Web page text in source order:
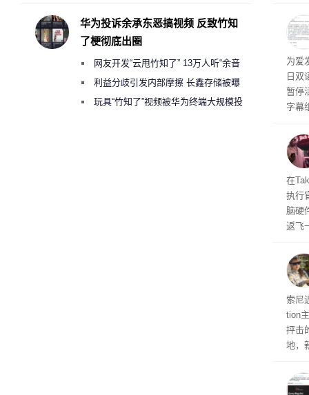
称
器、
事
行官
容体
为爱
日双
暂停
字幕
流
在
执行
脑硬
返飞
意
非好
义
索尼
tion
抨击
地，
华为投诉余承东恶搞视频 反致竹知
了梗彻底出圈
网友开发“云甩竹知了” 13万人听“余音
绕梁”利益分歧引发内部摩擦 长鑫存储被曝
曾将华为驻场工程师驱逐出研发基地
玩具“竹知了”视频被华为终端大规模投